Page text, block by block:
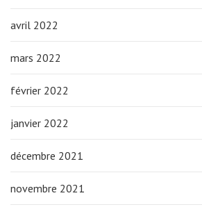
avril 2022
mars 2022
février 2022
janvier 2022
décembre 2021
novembre 2021